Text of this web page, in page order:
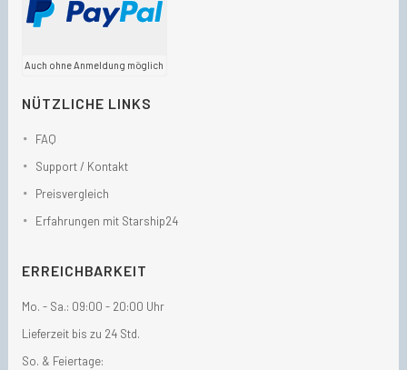
Auch ohne Anmeldung möglich
NÜTZLICHE LINKS
FAQ
Support / Kontakt
Preisvergleich
Erfahrungen mit Starship24
ERREICHBARKEIT
Mo. - Sa.: 09:00 - 20:00 Uhr
Lieferzeit bis zu 24 Std.
So. & Feiertage: